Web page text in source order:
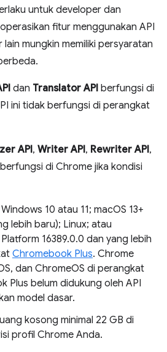
untuk developer dan
fitur menggunakan API
mungkin memiliki persyaratan
dan Translator API berfungsi di
ini tidak berfungsi di perangkat
API, Writer API, Rewriter API,
berfungsi di Chrome jika kondisi
Windows 10 atau 11; macOS 13+
lebih baru); Linux; atau
16389.0.0 dan yang lebih
Chromebook Plus. Chrome
dan ChromeOS di perangkat
Plus belum didukung oleh API
model dasar.
kosong minimal 22 GB di
profil Chrome Anda.